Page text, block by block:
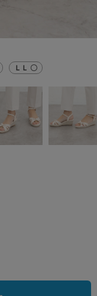
ＬＬ 〇